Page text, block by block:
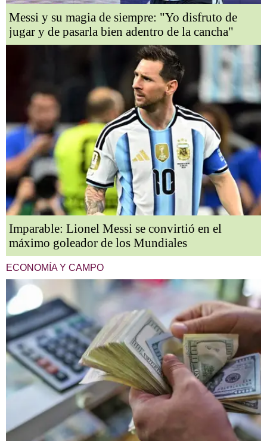
Messi y su magia de siempre: "Yo disfruto de
jugar y de pasarla bien adentro de la cancha"
Imparable: Lionel Messi se convirtió en el
máximo goleador de los Mundiales
ECONOMÍA Y CAMPO